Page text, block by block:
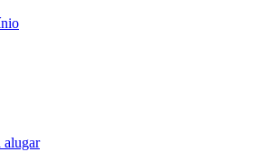
alugar